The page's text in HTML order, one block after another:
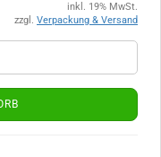
inkl. 19% MwSt.
zzgl. Verpackung & Versand